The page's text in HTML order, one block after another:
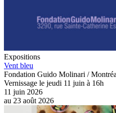
Expositions
Vent bleu
Fondation Guido Molinari /
Vernissage le jeudi 11 juin à 16h
11 juin 2026
au 23 août 2026